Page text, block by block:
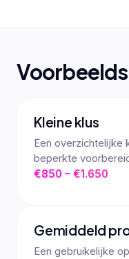
Kleine klus
Een overzichtelijke
beperkte
€850 – €1.650
Gemiddeld
Een gebruikelijke